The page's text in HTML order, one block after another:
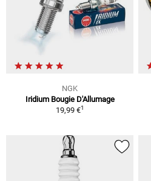
NGK
Iridium Bougie D'Allumage
19,99 €1